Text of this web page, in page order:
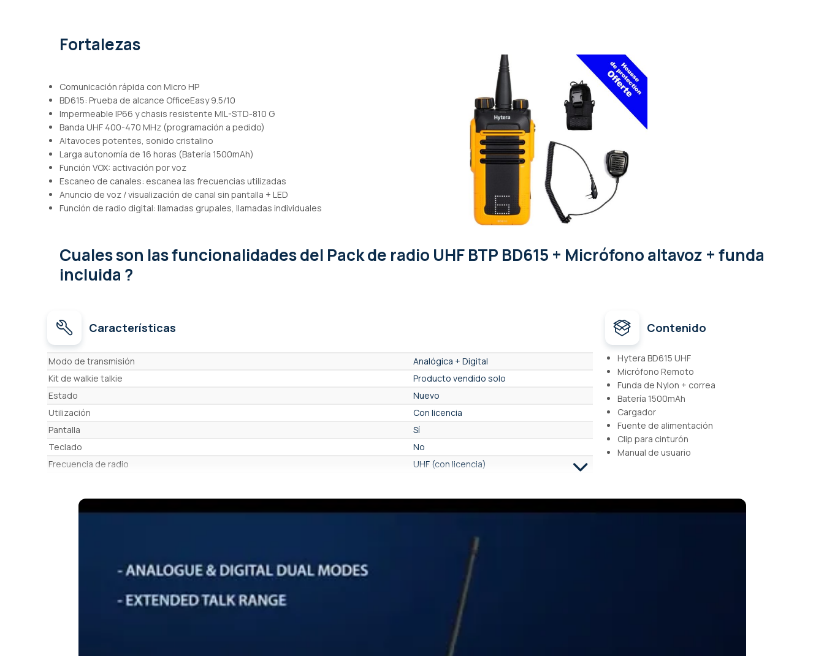
de
Fortalezas
Comunicación rápida con Micro HP
BD615: Prueba de alcance OfficeEasy 9.5/10
Impermeable IP66 y chasis resistente MIL-STD-810 G
Banda UHF 400-470 MHz (programación a pedido)
Altavoces potentes, sonido cristalino
Larga autonomía de 16 horas (Batería 1500mAh)
Función VOX: activación por voz
Escaneo de canales: escanea las frecuencias utilizadas
Anuncio de voz / visualización de canal sin pantalla + LED
Función de radio digital: llamadas grupales, llamadas individuales
Cuales son las funcionalidadesdel Pack de radio UHF BTP BD615 + Micrófono altavoz + funda
incluida ?
Características
Características
Modo de transmisión
Analógica + Digital
Kit de walkie talkie
Producto vendido solo
Estado
Nuevo
Utilización
Con licencia
Pantalla
Sí
Teclado
No
Frecuencia de radio
UHF (con licencia)
Bip, recibido
Sí
Zona ATEX
No
Estándar militar MIL-STD-810
MIL-STD-810G
Potencia máxima de transmisión
Contenido
Hytera BD615 UHF
Micrófono Remoto
Funda de Nylon + correa
Batería 1500mAh
Cargador
Fuente de alimentación
Clip para cinturón
Manual de usuario